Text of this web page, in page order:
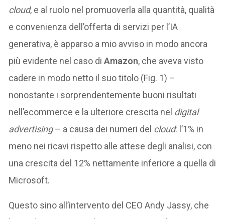
cloud, e al ruolo nel promuoverla alla quantità, qualità
e convenienza dell’offerta di servizi per l’IA
generativa, è apparso a mio avviso in modo ancora
più evidente nel caso diAmazon, che aveva visto
cadere in modo netto il suo titolo (Fig. 1) –
nonostante i sorprendentemente buoni risultati
nell’ecommerce e la ulteriore crescita nel digital
advertising– a causa dei numeri del cloud: l’1% in
meno nei ricavi rispetto alle attese degli analisi, con
una crescita del 12% nettamente inferiore a quella di
Microsoft.
Questo sino all’intervento del CEO Andy Jassy, che